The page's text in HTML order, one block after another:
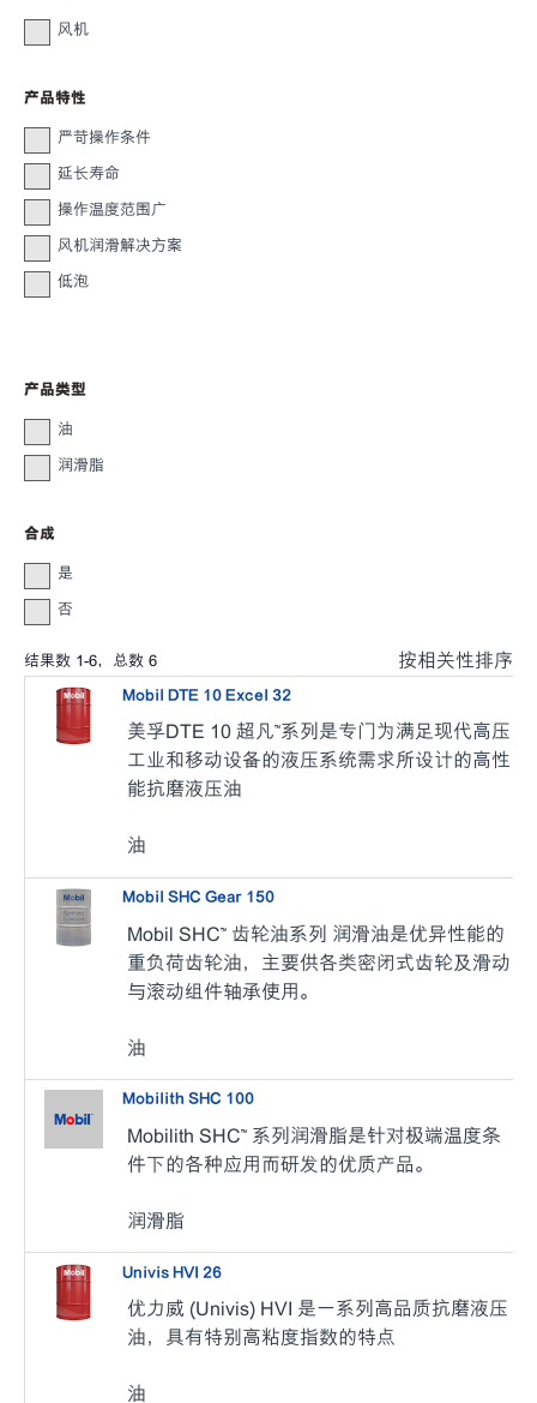
风机
产品特性
严苛操作条件
延长寿命
操作温度范围广
风机润滑解决方案
低泡
产品类型
油
润滑脂
合成
是
否
结果数 1-6，总数 6 按相关性排序
Mobil DTE 10 Excel 32
美孚DTE 10 超凡™系列是专门为满足现代高压
工业和移动设备的液压系统需求所设计的高性
能抗磨液压油
油
Mobil SHC Gear 150
Mobil SHC™ 齿轮油系列 润滑油是优异性能的
重负荷齿轮油，主要供各类密闭式齿轮及滑动
与滚动组件轴承使用。
油
Mobilith SHC 100
Mobilith SHC™ 系列润滑脂是针对极端温度条
件下的各种应用而研发的优质产品。
润滑脂
Univis HVI 26
优力威 (Univis) HVI 是一系列高品质抗磨液压
油，具有特别高粘度指数的特点
油